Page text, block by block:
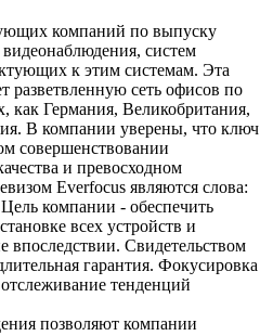
компаний по выпуску
систем
к этим системам. Эта
разветвленную сеть офисов по
как Германия, Великобритания,
В компании уверены, что ключ
совершенствовании
и превосходном
Everfocus являются слова:
компании - обеспечить
всех устройств и
впоследствии. Свидетельством
гарантия. Фокусировка
тенденций
позволяют компании